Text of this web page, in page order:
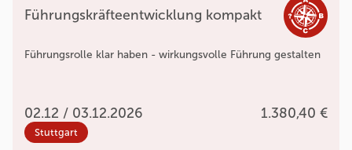
Führungskräfteentwicklung kompakt
Führungsrolle klar haben - wirkungsvolle Führung gestalten
02.12 / 03.12.2026 1.380,40 €
Stuttgart